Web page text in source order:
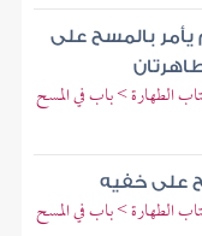
يأمر بالمسح على
الطهارة > باب في المسح
على خفيه
الطهارة > باب في المسح